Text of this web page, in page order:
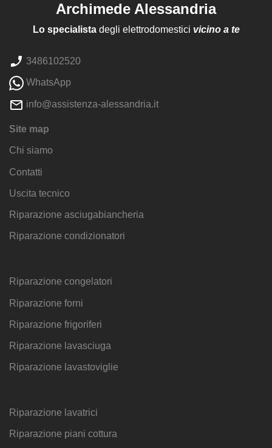
Archimede Alessandria
Lo specialistadegli elettrodomestici vicino a te
3486102520
WhatsApp
info@assistenza-alessandria.it
Site map
Chi siamo
Contatti
Uscita tecnico
Riparazione asciugabiancheria
Riparazione condizionatori
Riparazione congelatori
Riparazione forni
Riparazione frigoriferi
Riparazione lavasciuga
Riparazione lavastoviglie
Riparazione lavatrici
Riparazione piani cottura